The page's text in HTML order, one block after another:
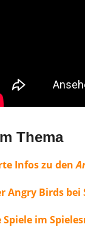
Thema
Infos zu den
Angry Birds bei
Spiele im